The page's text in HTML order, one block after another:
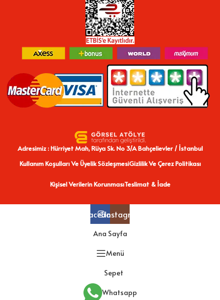
Adresimiz : Hürriyet Mah, Rüya Sk. No 3/A Bahçelievler / İstanbul
Kullanım Koşulları Ve Üyelik SözleşmesiGizlilik Ve Çerez Politikası
Kişisel Verilerin KorunmasıTeslimat & İade
FacebookInstagram
Ana Sayfa
Menü
Sepet
Whatsapp